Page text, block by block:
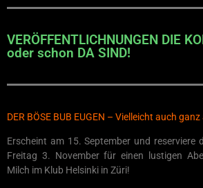
VERÖFFENTLICHNUNGEN DIE
oder schon DA SIND!
DER BÖSE BUB EUGEN – Vielleicht auch
Erscheint am 15. September und reserviere
Freitag 3. November für einen lustigen
Milch im Klub Helsinki in Züri!